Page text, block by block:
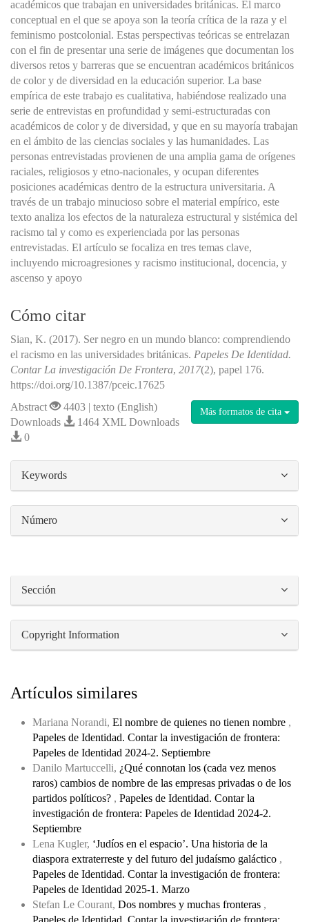
académicos que trabajan en universidades británicas. El marco
conceptual en el que se apoya son la teoría crítica de la raza y el
feminismo postcolonial. Estas perspectivas teóricas se entrelazan
con el fin de presentar una serie de imágenes que documentan los
diversos retos y barreras que se encuentran académicos británicos
de color y de diversidad en la educación superior. La base
empírica de este trabajo es cualitativa, habiéndose realizado una
serie de entrevistas en profundidad y semi-estructuradas con
académicos de color y de diversidad, y que en su mayoría trabajan
en el ámbito de las ciencias sociales y las humanidades. Las
personas entrevistadas provienen de una amplia gama de orígenes
raciales, religiosos y etno-nacionales, y ocupan diferentes
posiciones académicas dentro de la estructura universitaria. A
través de un trabajo minucioso sobre el material empírico, este
texto analiza los efectos de la naturaleza estructural y sistémica del
racismo tal y como es experienciada por las personas
entrevistadas. El artículo se focaliza en tres temas clave,
incluyendo microagresiones y racismo institucional, docencia, y
ascenso y apoyo
Cómo citar
Sian, K. (2017). Ser negro en un mundo blanco: comprendiendo
el racismo en las universidades británicas. Papeles De Identidad.
Contar La investigación De Frontera, 2017(2), papel 176.
https://doi.org/10.1387/pceic.17625
Más formatos de cita
Abstract
4403 | texto (English)
Downloads
1464 XML Downloads
0
Keywords
Número
Sección
Copyright Information
Artículos similares
Mariana Norandi, El nombre de quienes no tienen nombre ,
Papeles de Identidad. Contar la investigación de frontera:
Papeles de Identidad 2024-2. Septiembre
Danilo Martuccelli, ¿Qué connotan los (cada vez menos
raros) cambios de nombre de las empresas privadas o de los
partidos políticos? , Papeles de Identidad. Contar la
investigación de frontera: Papeles de Identidad 2024-2.
Septiembre
Lena Kugler, ‘Judíos en el espacio’. Una historia de la
diaspora extraterreste y del futuro del judaísmo galáctico ,
Papeles de Identidad. Contar la investigación de frontera:
Papeles de Identidad 2025-1. Marzo
Stefan Le Courant, Dos nombres y muchas fronteras ,
Papeles de Identidad. Contar la investigación de frontera: